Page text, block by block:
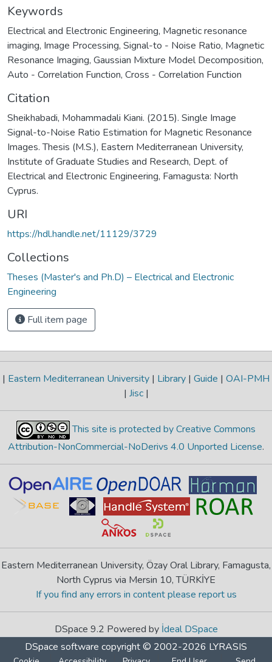
Keywords
Electrical and Electronic Engineering, Magnetic resonance
imaging, Image Processing, Signal-to - Noise Ratio, Magnetic
Resonance Imaging, Gaussian Mixture Model Decomposition,
Auto - Correlation Function, Cross - Correlation Function
Citation
Sheikhabadi, Mohammadali Kiani. (2015). Single Image
Signal-to-Noise Ratio Estimation for Magnetic Resonance
Images. Thesis (M.S.), Eastern Mediterranean University,
Institute of Graduate Studies and Research, Dept. of
Electrical and Electronic Engineering, Famagusta: North
Cyprus.
URI
https://hdl.handle.net/11129/3729
Collections
Theses (Master's and Ph.D) – Electrical and Electronic
Engineering
Full item page
| Eastern Mediterranean University | Library | Guide | OAI-PMH
| Jisc |
This site is protected by Creative Commons
Attribution-NonCommercial-NoDerivs 4.0 Unported License.
Eastern Mediterranean University, Özay Oral Library, Famagusta,
North Cyprus via Mersin 10, TÜRKİYE
If you find any errors in content please report us
DSpace 9.2 Powered by İdeal DSpace
DSpace software copyright © 2002-2026 LYRASIS